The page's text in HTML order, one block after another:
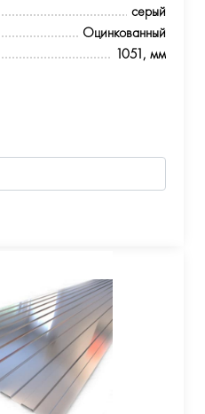
серый
Оцинкованный
1051, мм